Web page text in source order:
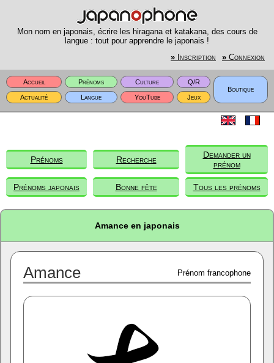
Mon nom en japonais, écrire les hiragana et katakana, des cours de
langue : tout pour apprendre le japonais !
» Inscription » Connexion
Accueil Prénoms Culture
Q/R
Boutique
Actualité
Langue YouTube Jeux
Prénoms Recherche
Demander un
prénom
Prénoms japonais Bonne fête Tous les prénoms
Amance en japonais
Amance Prénom francophone